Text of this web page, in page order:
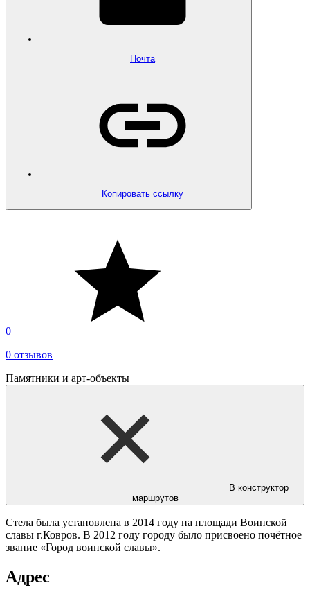
Почта
Копировать ссылку
0
0 отзывов
Памятники и арт-объекты
В конструктор
маршрутов
Стела была установлена в 2014 году на площади Воинской
славы г.Ковров. В 2012 году городу было присвоено почётное
звание «Город воинской славы».
Адрес